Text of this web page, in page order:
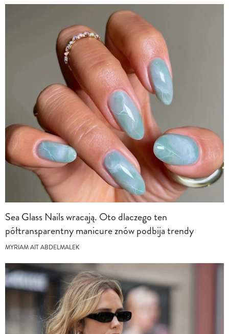
Sea Glass Nails wracają. Oto dlaczego ten
półtransparentny manicure znów podbija trendy
MYRIAM AIT ABDELMALEK